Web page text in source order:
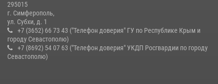
295015
г. Симферополь,
ул. Субхи, д. 1
+7 (3652) 66 73 43 ("Телефон доверия" ГУ по Республике Крым и
городу Севастополю)
+7 (8692) 54 07 63 ("Телефон доверия" УКДП Росгвардии по городу
Севастополю)